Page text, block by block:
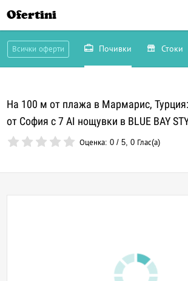
Ofertini
Всички оферти Почивки Стоки
На 100 м от плажа в Мармарис,
от София с 7 AI нощувки в BLUE BAY
Оценка:0 /5,0 Глас(а)